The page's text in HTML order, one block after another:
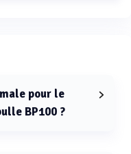
pour le
BP100 ?